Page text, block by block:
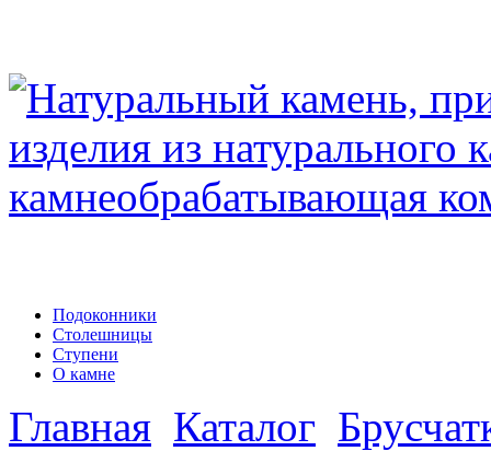
Подоконники
Столешницы
Ступени
О камне
Главная Каталог